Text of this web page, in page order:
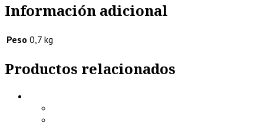
Información adicional
Peso 0,7 kg
Productos relacionados